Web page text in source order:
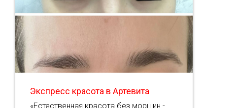
Экспресс красота в Артевита
«Естественная красота без морщин -